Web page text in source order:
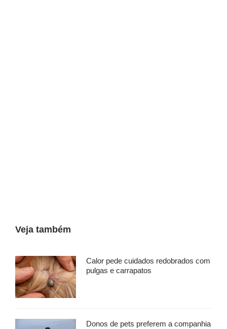
Veja também
Calor pede cuidados redobrados com
pulgas e carrapatos
Donos de pets preferem a companhia